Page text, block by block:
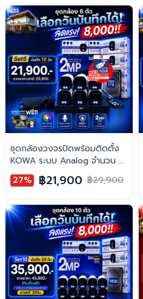
ชุดกล้องวงจรปิดพร้อมติดตั้ง
KOWA ระบบ Analog จำนวน 6
ตัว ความคมชัด 2MP บันทึกภาพ
พร้อมเสียง
27% ฿21,900 ฿29,900